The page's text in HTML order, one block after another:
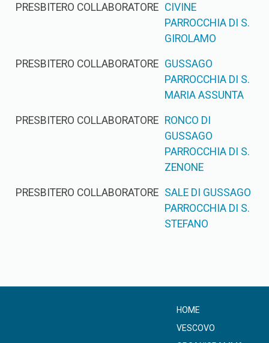
PRESBITERO COLLABORATORE CIVINE
PARROCCHIA DI S.
GIROLAMO
PRESBITERO COLLABORATORE GUSSAGO
PARROCCHIA DI S.
MARIA ASSUNTA
PRESBITERO COLLABORATORE RONCO DI
GUSSAGO
PARROCCHIA DI S.
ZENONE
PRESBITERO COLLABORATORE SALE DI GUSSAGO
PARROCCHIA DI S.
STEFANO
HOME
VESCOVO